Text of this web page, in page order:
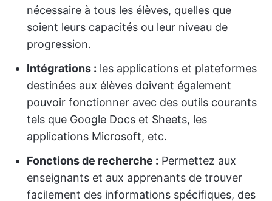
nécessaire à tous les élèves, quelles que
soient leurs capacités ou leur niveau de
progression.
Intégrations : les applications et plateformes
destinées aux élèves doivent également
pouvoir fonctionner avec des outils courants
tels que Google Docs et Sheets, les
applications Microsoft, etc.
Fonctions de recherche : Permettez aux
enseignants et aux apprenants de trouver
facilement des informations spécifiques, des